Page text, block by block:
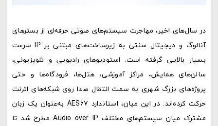
در سال‌های اخیر، مهاجرت سیستم‌های صوتی حرفه‌ای از بسترهای
آنالوگ و دیجیتال سنتی به زیرساخت‌های مبتنی بر IP سرعت
بسیار بالایی گرفته است. استودیوهای رادیویی و تلویزیونی،
سالن‌های همایش، مراکز آموزشی، هتل‌ها، فرودگاه‌ها و حتی
پروژه‌های بزرگ شهری به سمت انتقال صدا روی شبکه‌های اترنت
حرکت کرده‌اند. در این میان، استاندارد AES67 به‌عنوان یک زبان
مشترک میان سیستم‌های مختلف Audio over IP مطرح شد تا